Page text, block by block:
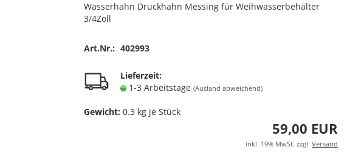
Wasserhahn Druckhahn Messing für Weihwasserbehälter
3/4Zoll
Art.Nr.: 402993
Lieferzeit:
1-3 Arbeitstage (Ausland abweichend)
Gewicht: 0.3 kg je Stück
59,00 EUR
inkl. 19% MwSt. zzgl. Versand